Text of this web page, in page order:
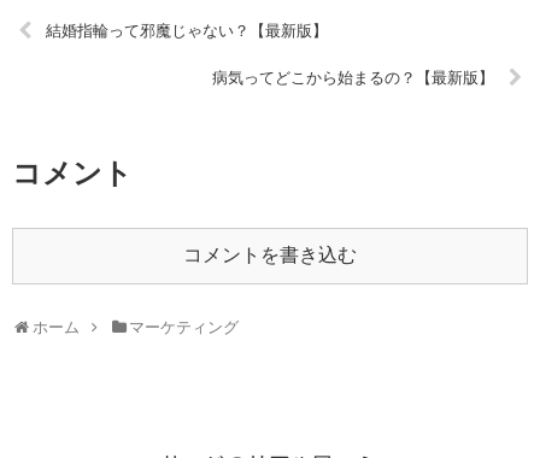
結婚指輪って邪魔じゃない？【最新版】
病気ってどこから始まるの？【最新版】
コメント
コメントを書き込む
ホーム マーケティング